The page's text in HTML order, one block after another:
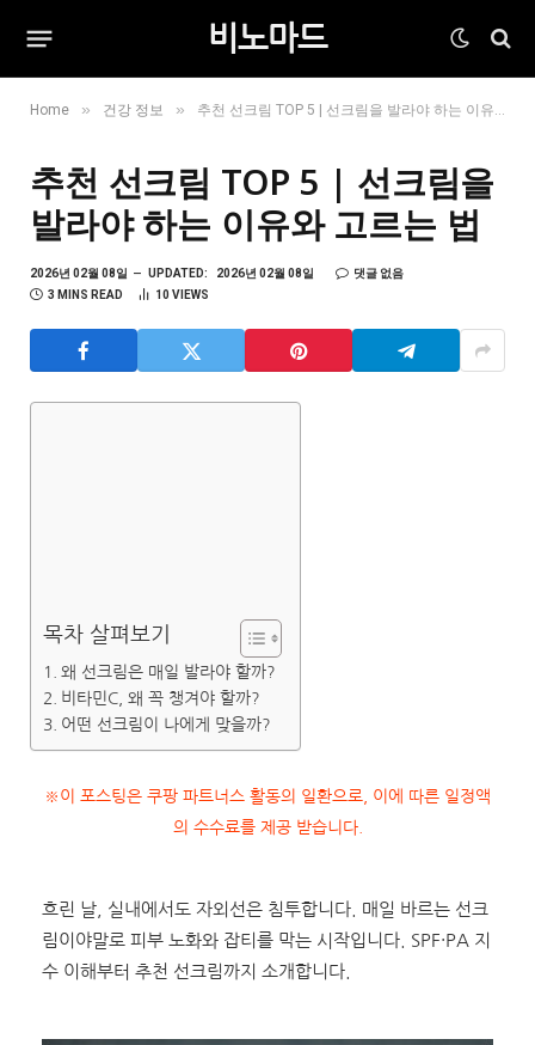
비노마드
Home » 건강 정보 » 추천 선크림 TOP 5 | 선크림을 발라야 하는 이유와 고르는 법
추천 선크림 TOP 5 | 선크림을
발라야 하는 이유와 고르는 법
2026년 02월 08일 UPDATED: 2026년 02월 08일
댓글 없음
3 MINS READ
10 VIEWS
목차 살펴보기
왜 선크림은 매일 발라야 할까?
비타민C, 왜 꼭 챙겨야 할까?
어떤 선크림이 나에게 맞을까?
※이 포스팅은 쿠팡 파트너스 활동의 일환으로, 이에 따른 일정액
의 수수료를 제공 받습니다.
흐린 날, 실내에서도 자외선은 침투합니다. 매일 바르는 선크
림이야말로 피부 노화와 잡티를 막는 시작입니다. SPF·PA 지
수 이해부터 추천 선크림까지 소개합니다.